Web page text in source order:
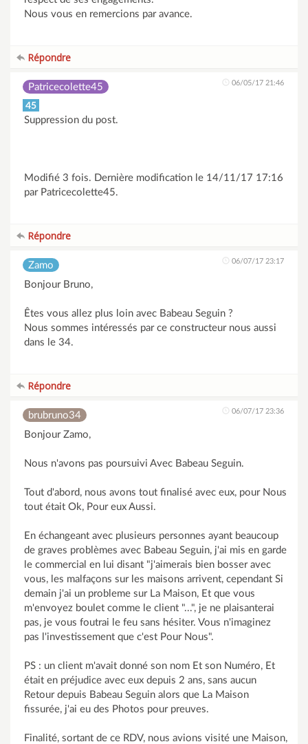
Nous vous en remercions par avance.
Répondre
Patricecolette45 06/05/17 21:46
45
Suppression du post.
Modifié 3 fois. Dernière modification le 14/11/17 17:16
par Patricecolette45.
Répondre
Zamo 06/07/17 23:17
Bonjour Bruno,
Êtes vous allez plus loin avec Babeau Seguin ?
Nous sommes intéressés par ce constructeur nous aussi
dans le 34.
Répondre
brubruno34 06/07/17 23:36
Bonjour Zamo,
Nous n'avons pas poursuivi Avec Babeau Seguin.
Tout d'abord, nous avons tout finalisé avec eux, pour Nous
tout était Ok, Pour eux Aussi.
En échangeant avec plusieurs personnes ayant beaucoup
de graves problèmes avec Babeau Seguin, j'ai mis en garde
le commercial en lui disant "j'aimerais bien bosser avec
vous, les malfaçons sur les maisons arrivent, cependant Si
demain j'ai un probleme sur La Maison, Et que vous
m'envoyez boulet comme le client "...", je ne plaisanterai
pas, je vous foutrai le feu sans hésiter. Vous n'imaginez
pas l'investissement que c'est Pour Nous".
PS : un client m'avait donné son nom Et son Numéro, Et
était en préjudice avec eux depuis 2 ans, sans aucun
Retour depuis Babeau Seguin alors que La Maison
fissurée, j'ai eu des Photos pour preuves.
Finalité, sortant de ce RDV, nous avions visité une Maison,